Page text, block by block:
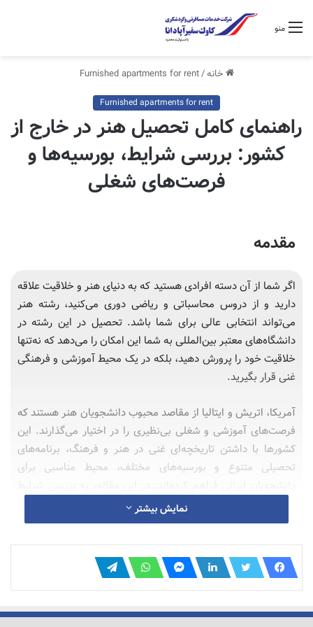
منو
خانه/
Furnished apartments for rent
Furnished apartments for rent
راهنمای کامل تحصیل هنر در خارج از
کشور: بررسی شرایط، بورسیه‌ها و
فرصت‌های شغلی
مقدمه
اگر شما از آن دسته افرادی هستید که به دنیای هنر و خلاقیت علاقه
دارید و از دروس محاسباتی و ریاضی دوری می‌کنید، رشته هنر
می‌تواند انتخابی عالی برای شما باشد. تحصیل در این رشته در
دانشگاه‌های معتبر بین‌المللی به شما این امکان را می‌دهد که نه‌تنها
خلاقیت خود را پرورش دهید، بلکه در یک محیط آموزشی و فرهنگی
غنی قرار بگیرید.
آمریکا، اتریش و ایتالیا از مقاصد محبوب دانشجویان هنر هستند که
فرصت‌های آموزشی و شغلی بی‌نظیری را در اختیار می‌گذارند. این
کشورها با داشتن تاریخچه‌ای غنی در هنر و فرهنگ، برنامه‌های
تحصیلی متنوع و بورسیه‌های مختلف، محیط مناسبی برای
تحصیل هنر در این سه کشور، بورسیه‌های موجود، هزینه‌ها، و بازار
کار خواهیم پرداخت.
تاریخچه
هنر از دوران باستان تاکنون همواره ابزاری برای بیان احساسات،
نمایش بیشتر